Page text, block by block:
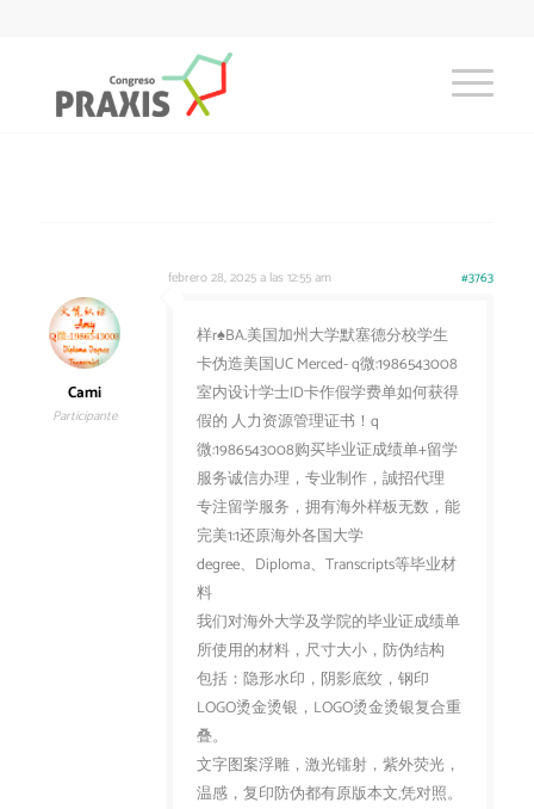
febrero 28, 2025 a las 12:55 am #3763
Cami
Participante
样r♠BA.美国加州大学默塞德分校学生
卡伪造美国UC Merced- q微:1986543008
室内设计学士ID卡作假学费单如何获得
假的 人力资源管理证书！q
微:1986543008购买毕业证成绩单+留学
服务诚信办理，专业制作，誠招代理
专注留学服务，拥有海外样板无数，能
完美1:1还原海外各国大学
degree、Diploma、Transcripts等毕业材
料
我们对海外大学及学院的毕业证成绩单
所使用的材料，尺寸大小，防伪结构
包括：隐形水印，阴影底纹，钢印
LOGO烫金烫银，LOGO烫金烫银复合重
叠。
文字图案浮雕，激光镭射，紫外荧光，
温感，复印防伪都有原版本文,凭对照。